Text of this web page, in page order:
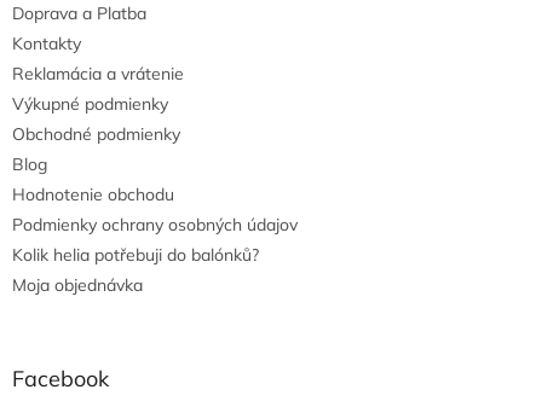
Doprava a Platba
Kontakty
Reklamácia a vrátenie
Výkupné podmienky
Obchodné podmienky
Blog
Hodnotenie obchodu
Podmienky ochrany osobných údajov
Kolik helia potřebuji do balónků?
Moja objednávka
Facebook